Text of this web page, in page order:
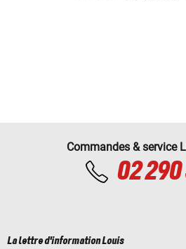
Commandes & service
02
La lettre d'information Louis